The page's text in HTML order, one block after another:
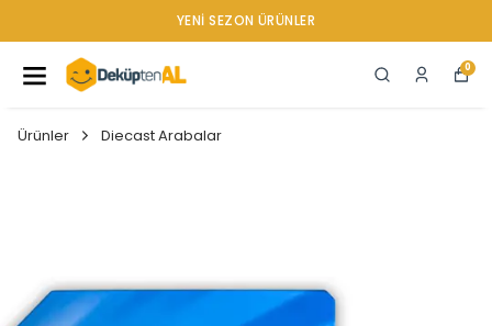
YENI SEZON ÜRÜNLER
0
Ürünler Diecast Arabalar